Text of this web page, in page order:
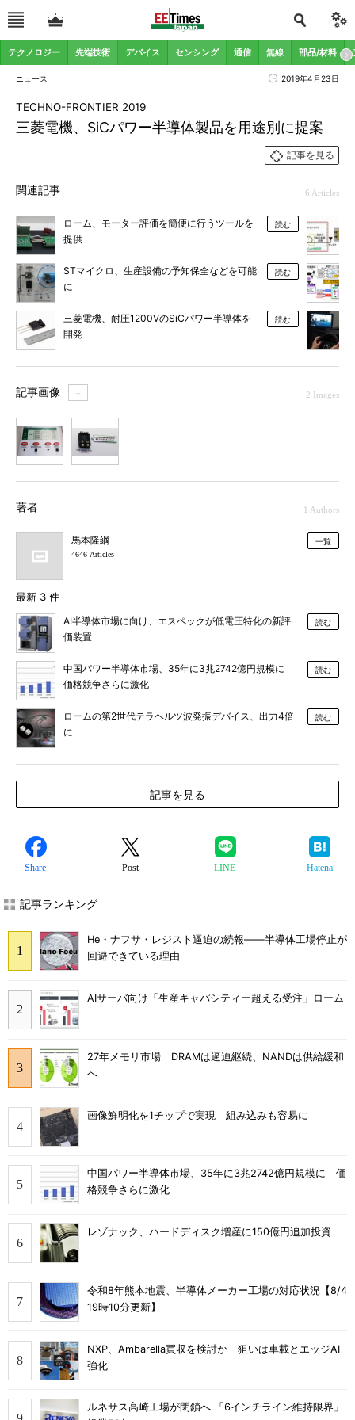
テクノロジー 先端技術 デバイス センシング 通信 無線 部品/材料
ニュース 2019年4月23日
三菱電機、SiCパワー半導体製品を用途別に提案
TECHNO-FRONTIER 2019
記事を見る
関連記事 6 Articles
ローム、モーター評価を簡便に行うツールを
提供
読む
STマイクロ、生産設備の予知保全などを可能
に
読む
三菱電機、耐圧1200VのSiCパワー半導体を
開発
読む
記事画像 ＋ 2 Images
著者 1 Authors
馬本隆綱
4646 Articles
一覧
最新 3 件
AI半導体市場に向け、エスペックが低電圧特化の新評
価装置
読む
中国パワー半導体市場、35年に3兆2742億円規模に
価格競争さらに激化
読む
ロームの第2世代テラヘルツ波発振デバイス、出力4倍
に
読む
記事を見る
Share Post LINE Hatena
記事ランキング
He・ナフサ・レジスト逼迫の続報――半導体工場停止が
回避できている理由
AIサーバ向け「生産キャパシティー超える受注」ローム
27年メモリ市場 DRAMは逼迫継続、NANDは供給緩和
へ
画像鮮明化を1チップで実現 組み込みも容易に
中国パワー半導体市場、35年に3兆2742億円規模に 価
格競争さらに激化
レゾナック、ハードディスク増産に150億円追加投資
令和8年熊本地震、半導体メーカー工場の対応状況【8/4
19時10分更新】
NXP、Ambarella買収を検討か 狙いは車載とエッジAI
強化
ルネサス高崎工場が閉鎖へ 「6インチライン維持限界」